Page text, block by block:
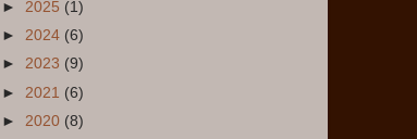
► 2025 (1)
► 2024 (6)
► 2023 (9)
► 2021 (6)
► 2020 (8)